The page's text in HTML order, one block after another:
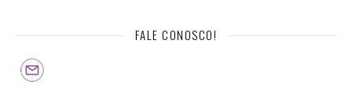
FALE CONOSCO!